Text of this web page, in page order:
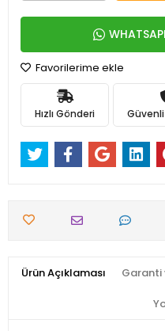
Favorilerime ekle
Hızlı Gönderi Güvenli
Ürün Açıklaması Garanti